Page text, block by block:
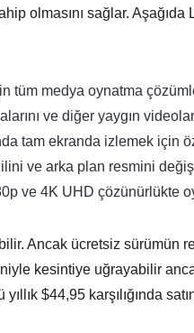
olmasını sağlar. Aşağıda
tüm medya oynatma
ve diğer yaygın
tam ekranda izlemek için
ve arka plan resmini
ve 4K UHD çözünürlükte
Ancak ücretsiz sürümün
kesintiye uğrayabilir
$44,95 karşılığında